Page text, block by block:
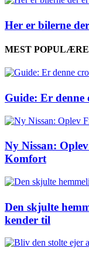
Her er bilerne
MEST POPULÆRE
Guide: Er denne
Ny Nissan:
Komfort
Den skjulte
kender til